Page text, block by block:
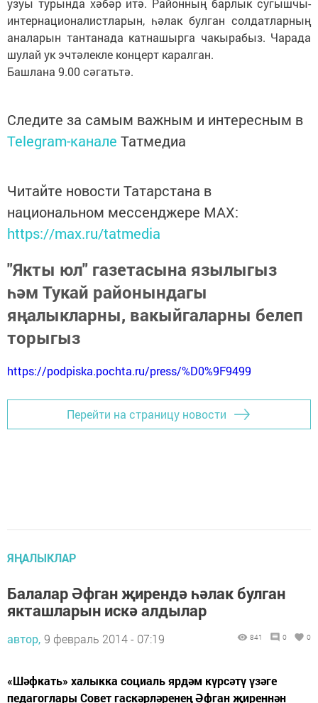
узуы турында хәбәр итә. Районның барлык сугышчы-
интернационалистларын, һәлак булган солдатларның
аналарын тантанада катнашырга чакырабыз. Чарада
шулай ук эчтәлекле концерт каралган.
Башлана 9.00 сәгатьтә.
Следите за самым важным и интересным в
Telegram-канале Татмедиа
Читайте новости Татарстана в
национальном мессенджере MАХ:
https://max.ru/tatmedia
"Якты юл" газетасына язылыгыз
һәм Тукай районындагы
яңалыкларны, вакыйгаларны белеп
торыгыз
https://podpiska.pochta.ru/press/%D0%9F9499
Перейти на страницу новости
ЯҢАЛЫКЛАР
Балалар Әфган җирендә һәлак булган
якташларын искә алдылар
автор, 9 февраль 2014 - 07:19 841 0 0
«Шәфкать» халыкка социаль ярдәм күрсәтү үзәге
педагоглары Совет гаскәрләренең Әфган җиреннән